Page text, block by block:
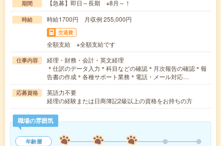
期間 【急募】即日～長期 ※8月～！
時給 時給1700円 月収例 255,000円
交通費
全額支給 ※全額支給です
仕事内容
経理・財務・会計・英文経理
＊仕訳のデータ入力＊科目などの確認＊月次報告の確認＊報
告書の作成＊各種サポート業務＊電話・メール対応…
応募資格
英語力不要
経理の経験または日商簿記2級以上の資格をお持ちの方
職場の雰囲気
年齢層